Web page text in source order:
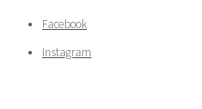
Facebook
Instagram